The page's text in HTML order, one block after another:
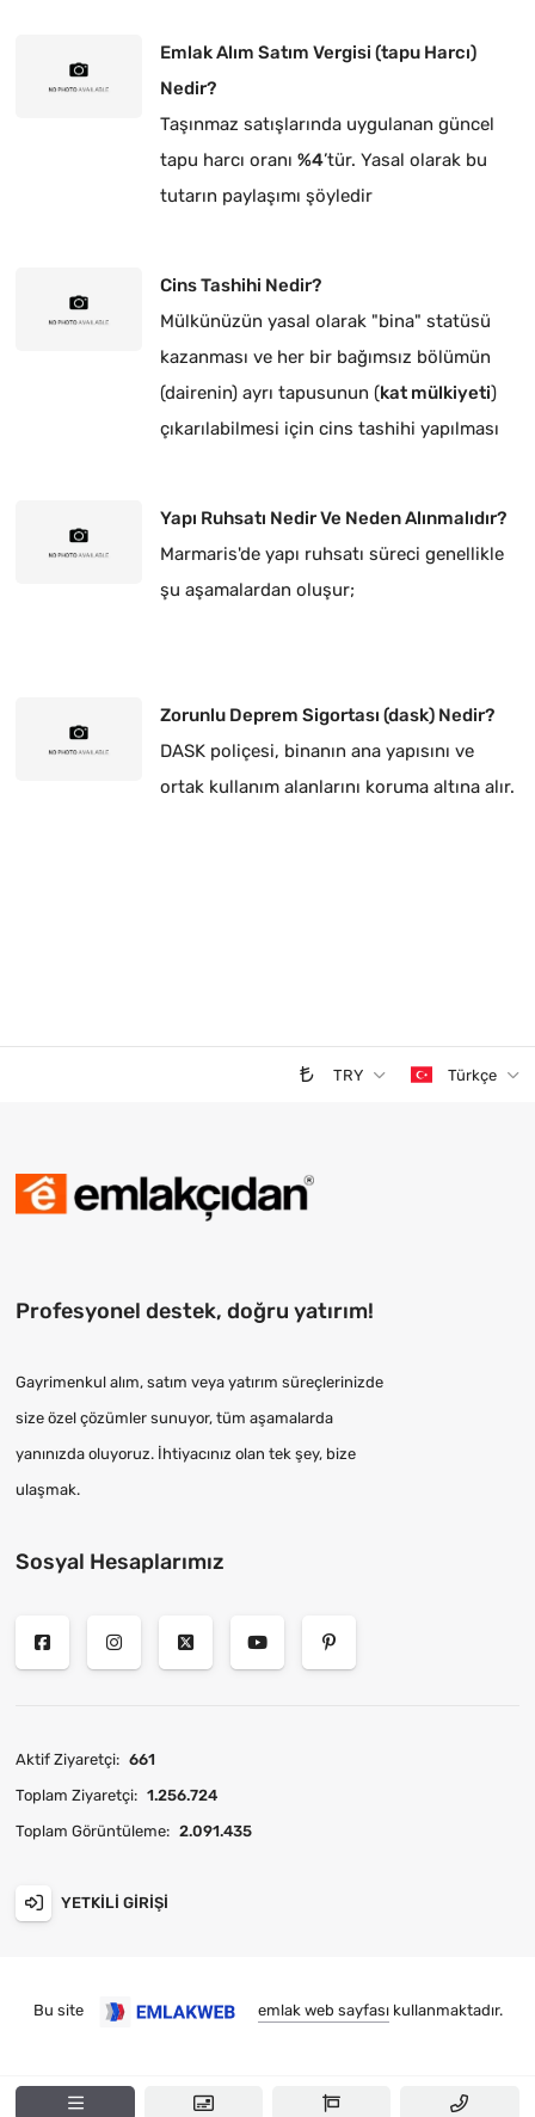
Emlak Alım Satım Vergisi (tapu Harcı)
Nedir?
Taşınmaz satışlarında uygulanan güncel
tapu harcı oranı %4’tür. Yasal olarak bu
tutarın paylaşımı şöyledir
Cins Tashihi Nedir?
Mülkünüzün yasal olarak "bina" statüsü
kazanması ve her bir bağımsız bölümün
(dairenin) ayrı tapusunun (kat mülkiyeti)
çıkarılabilmesi için cins tashihi yapılması
Yapı Ruhsatı Nedir Ve Neden Alınmalıdır?
Marmaris'de yapı ruhsatı süreci genellikle
şu aşamalardan oluşur;
Zorunlu Deprem Sigortası (dask) Nedir?
DASK poliçesi, binanın ana yapısını ve
ortak kullanım alanlarını koruma altına alır.
TRY Türkçe
Profesyonel destek, doğru yatırım!
Gayrimenkul alım, satım veya yatırım süreçlerinizde
size özel çözümler sunuyor, tüm aşamalarda
yanınızda oluyoruz. İhtiyacınız olan tek şey, bize
ulaşmak.
Sosyal Hesaplarımız
Aktif Ziyaretçi: 661
Toplam Ziyaretçi: 1.256.724
Toplam Görüntüleme: 2.091.435
YETKILI GIRIŞI
Bu site emlak web sayfasıkullanmaktadır.